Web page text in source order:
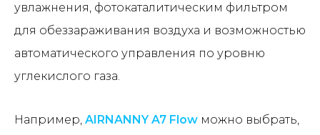
увлажнения, фотокаталитическим фильтром
для обеззараживания воздуха и возможностью
автоматического управления по уровню
углекислого газа.
Например, AIRNANNY A7 Flow можно выбрать,